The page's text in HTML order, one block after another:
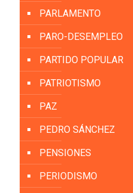
PARLAMENTO
PARO-DESEMPLEO
PARTIDO POPULAR
PATRIOTISMO
PAZ
PEDRO SÁNCHEZ
PENSIONES
PERIODISMO